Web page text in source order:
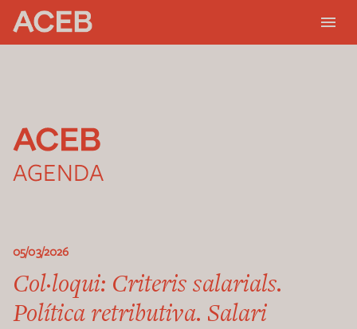
AGENDA
05/03/2026
Col·loqui: Criteris salarials.
Política retributiva. Salari